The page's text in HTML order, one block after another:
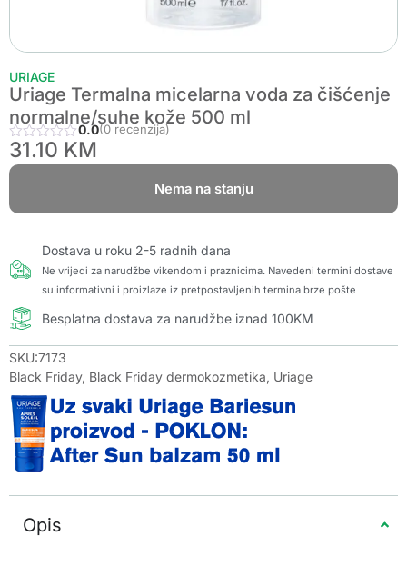
URIAGE
Uriage Termalna micelarna voda za čišćenje
normalne/suhe kože 500 ml
0.0(0 recenzija)
31.10 KM
Nema na stanju
Dostava u roku 2-5 radnih dana
Ne vrijedi za narudžbe vikendom i praznicima. Navedeni termini dostave
su informativni i proizlaze iz pretpostavljenih termina brze pošte
Besplatna dostava za narudžbe iznad 100KM
SKU:7173
Black Friday, Black Friday dermokozmetika, Uriage
Opis